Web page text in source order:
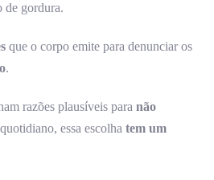
de gordura.
que o corpo emite para denunciar os
.
razões plausíveis para não
essa escolha tem um